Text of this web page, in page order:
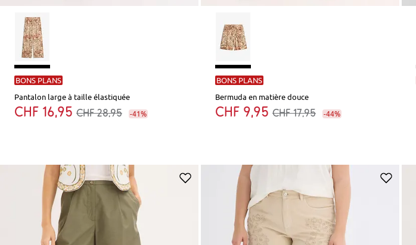
BONS PLANS
Pantalon large à taille élastiquée
CHF 16,95 CHF 28,95 -41%
BONS PLANS
Bermuda en matière douce
CHF 9,95 CHF 17,95 -44%